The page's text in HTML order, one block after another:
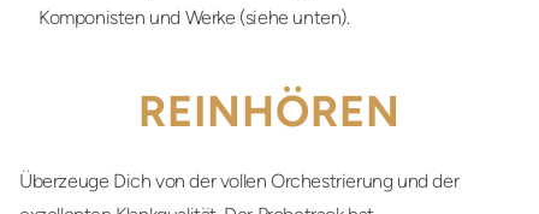
Komponisten und Werke (siehe unten).
REINHÖREN
Überzeuge Dich von der vollen Orchestrierung und der